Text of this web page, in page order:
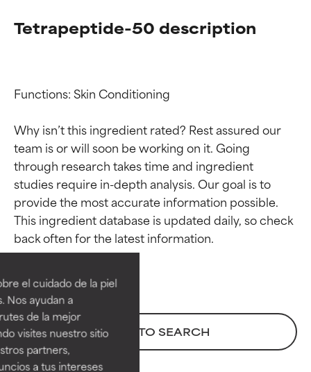
el cuidado de la piel
Nos ayudan a
de la mejor
visites nuestro sitio
partners,
a tus intereses
Tetrapeptide-50 description
Functions: Skin Conditioning
Why isn’t this ingredient rated? Rest assured our
team is or will soon be working on it. Going
through research takes time and ingredient
studies require in-depth analysis. Our goal is to
provide the most accurate information possible.
This ingredient database is updated daily, so check
BACK TO SEARCH
Calificaciones de
ingredientes
EXCELENTE
Ingrediente sobresaliente con
beneficios reales para la piel. Su
Calificaciones de
ingredientes
EXCELENTE
Ingrediente sobresaliente con
beneficios reales para la piel. Su